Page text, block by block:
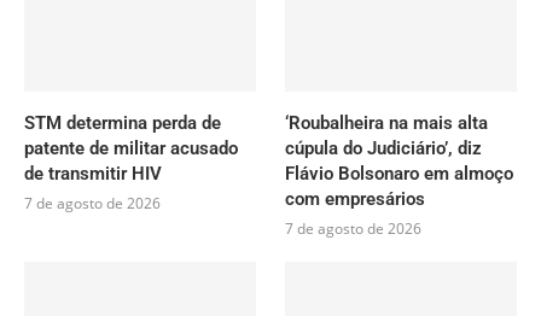
STM determina perda de
patente de militar acusado
de transmitir HIV
7 de agosto de 2026
‘Roubalheira na mais alta
cúpula do Judiciário’, diz
Flávio Bolsonaro em almoço
com empresários
7 de agosto de 2026